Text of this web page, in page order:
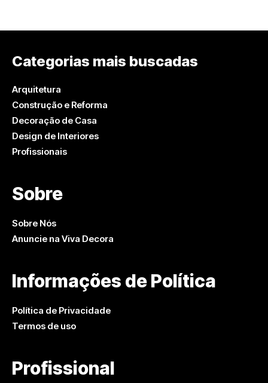
Categorias mais buscadas
Arquitetura
Construção e Reforma
Decoração de Casa
Design de Interiores
Profissionais
Sobre
Sobre Nós
Anuncie na Viva Decora
Informações de Política
Política de Privacidade
Termos de uso
Profissional